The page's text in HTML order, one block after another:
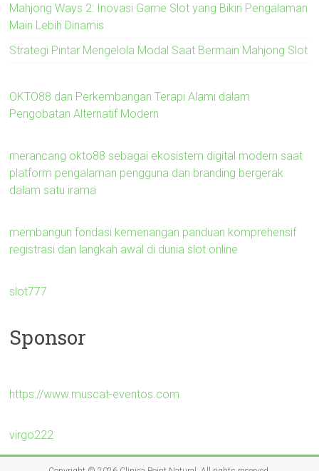
Mahjong Ways 2: Inovasi Game Slot yang Bikin Pengalaman
Main Lebih Dinamis
Strategi Pintar Mengelola Modal Saat Bermain Mahjong Slot
OKTO88 dan Perkembangan Terapi Alami dalam
Pengobatan Alternatif Modern
merancang okto88 sebagai ekosistem digital modern saat
platform pengalaman pengguna dan branding bergerak
dalam satu irama
membangun fondasi kemenangan panduan komprehensif
registrasi dan langkah awal di dunia slot online
slot777
Sponsor
https://www.muscat-eventos.com
virgo222